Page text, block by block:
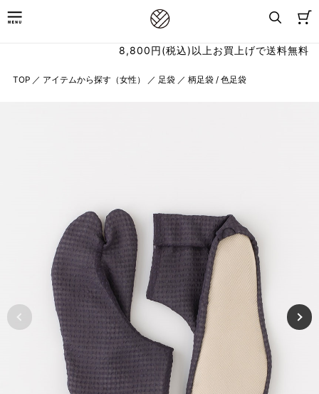
8,800円(税込)以上お買上げで送料無料
TOP ／ アイテムから探す（女性） ／ 足袋 ／ 柄足袋 / 色足袋